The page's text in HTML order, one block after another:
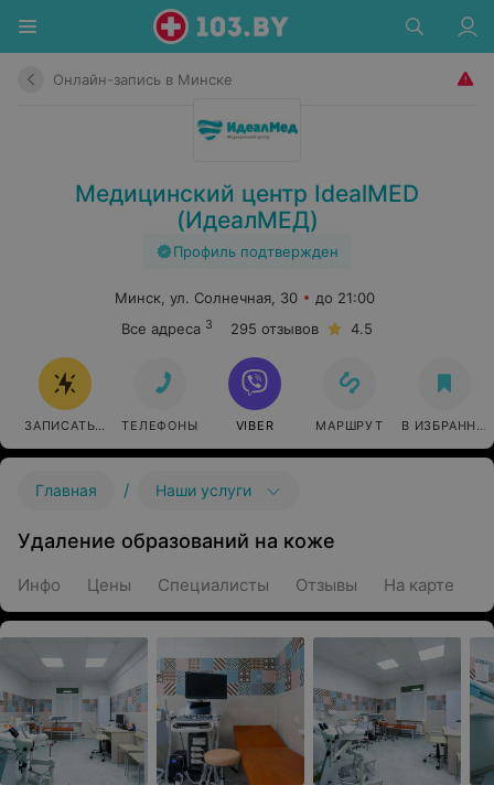
Онлайн-запись в Минске
Медицинский центр IdealMED
(ИдеалМЕД)
Профиль подтвержден
Минск, ул. Солнечная, 30
до 21:00
Все адреса 3 295 отзывов 4.5
ЗАПИСАТЬСЯ ОНЛАЙН
ТЕЛЕФОНЫ VIBER МАРШРУТ В ИЗБРАННОЕ
Главная / Наши услуги
Удаление образований на коже
Инфо Цены Специалисты Отзывы На карте